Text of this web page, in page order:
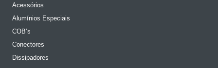
Acessórios
Alumínios Especiais
COB’s
Conectores
Dissipadores